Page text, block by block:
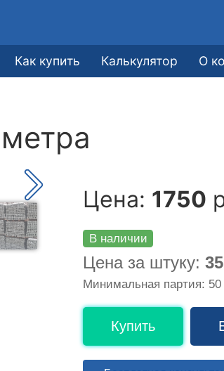
Как купить Калькулятор О
Цена: 1750
В наличии
Цена за штуку: 35
Минимальная партия:
Купить